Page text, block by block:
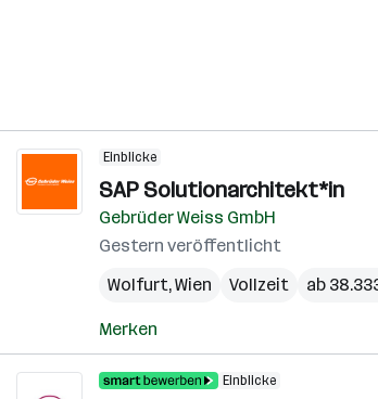
Einblicke
SAP Solutionarchitekt*in
Gebrüder Weiss GmbH
Gestern veröffentlicht
Wolfurt,Wien Vollzeit ab
Merken
Einblicke